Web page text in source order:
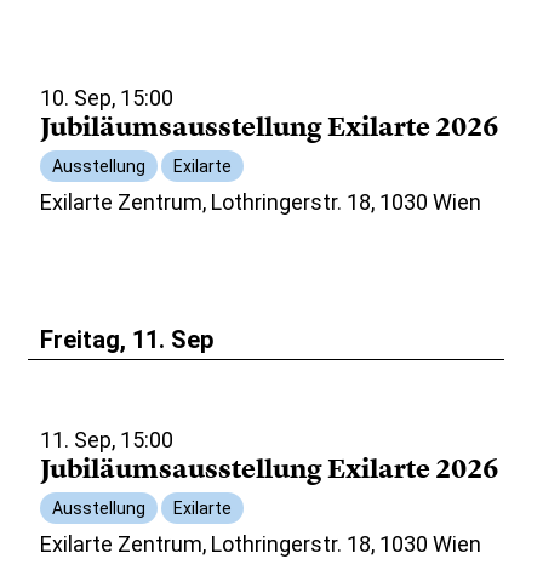
10. Sep, 15:00
Jubiläumsausstellung Exilarte 2026
Ausstellung Exilarte
Exilarte Zentrum, Lothringerstr. 18, 1030 Wien
Freitag, 11. Sep
11. Sep, 15:00
Jubiläumsausstellung Exilarte 2026
Ausstellung Exilarte
Exilarte Zentrum, Lothringerstr. 18, 1030 Wien